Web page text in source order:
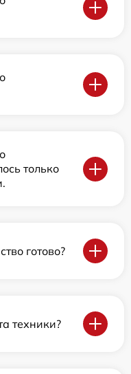
только
готово?
техники?